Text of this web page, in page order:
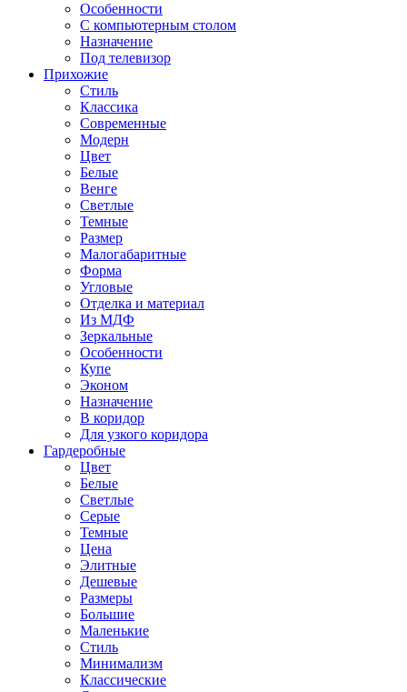
Особенности
С компьютерным столом
Назначение
Под телевизор
Прихожие
Стиль
Классика
Современные
Модерн
Цвет
Белые
Венге
Светлые
Темные
Размер
Малогабаритные
Форма
Угловые
Отделка и материал
Из МДФ
Зеркальные
Особенности
Купе
Эконом
Назначение
В коридор
Для узкого коридора
Гардеробные
Цвет
Белые
Светлые
Серые
Темные
Цена
Элитные
Дешевые
Размеры
Большие
Маленькие
Стиль
Минимализм
Классические